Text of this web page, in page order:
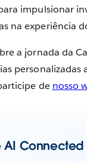
impulsionar
na experiência
a jornada da
personalizadas
de nosso
AI Connected